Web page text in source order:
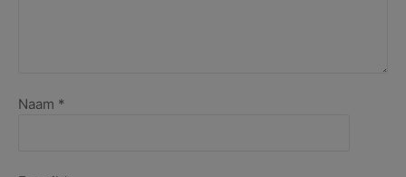
Naam *